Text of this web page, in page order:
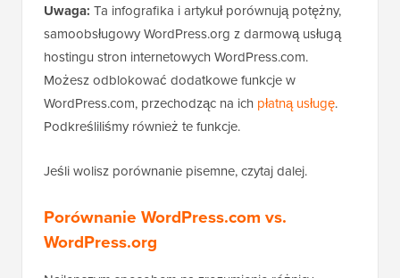
Uwaga: Ta infografika i artykuł porównują potężny,
samoobsługowy WordPress.org z darmową usługą
hostingu stron internetowych WordPress.com.
Możesz odblokować dodatkowe funkcje w
WordPress.com, przechodząc na ich płatną usługę.
Podkreśliliśmy również te funkcje.
Jeśli wolisz porównanie pisemne, czytaj dalej.
Porównanie WordPress.com vs.
WordPress.org